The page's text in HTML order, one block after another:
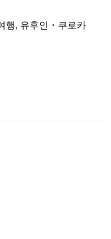
행, 유후인・쿠로카